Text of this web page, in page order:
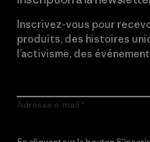
Inscrivez-vous pour
produits, des histoires
l’activisme, des
Adresse e-mail